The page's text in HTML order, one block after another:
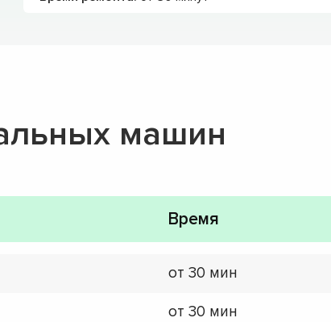
машин
Время
от 30 мин
от 30 мин